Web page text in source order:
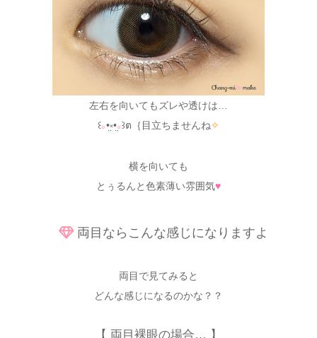
左右を向いてもズレや透けは…
꒰｡•̤༝•̤｡꒱ต｛目立ちませんね✧
横を向いても
とぅるんと色素薄い雰囲気♥
両目ならこんな感じになりますよ
両目で見てみると
どんな感じになるのかな？？
【 両目裸眼の場合… 】